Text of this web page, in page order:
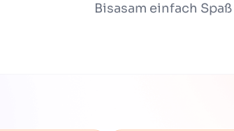
Bisasam einfach